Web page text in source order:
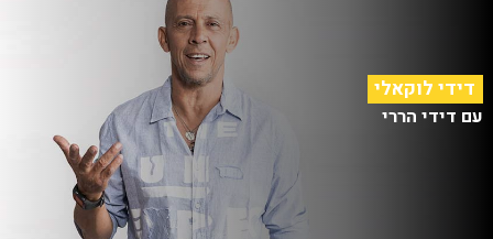
דידי לוקאלי
עם דידי הררי